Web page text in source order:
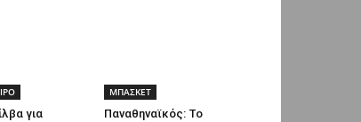
για
ΜΠΑΣΚΕΤ
Παναθηναϊκός: Το